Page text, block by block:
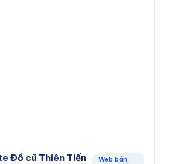
Đồ cũ Thiên Tiến
Web bán